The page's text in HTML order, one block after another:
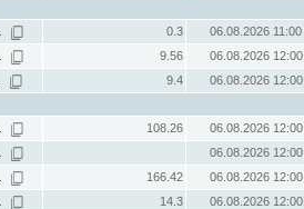
0.3
06.08.2026 11:00
9.56
06.08.2026 12:00
9.4
06.08.2026 12:00
108.26
06.08.2026 12:00
06.08.2026 12:00
166.42
06.08.2026 12:00
14.3
06.08.2026 12:00